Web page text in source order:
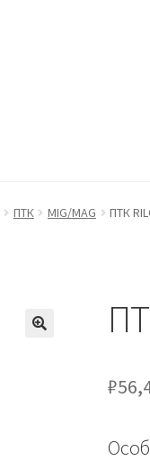
Мой аккаунт
ПТК MIG/MAG ПТК
₽